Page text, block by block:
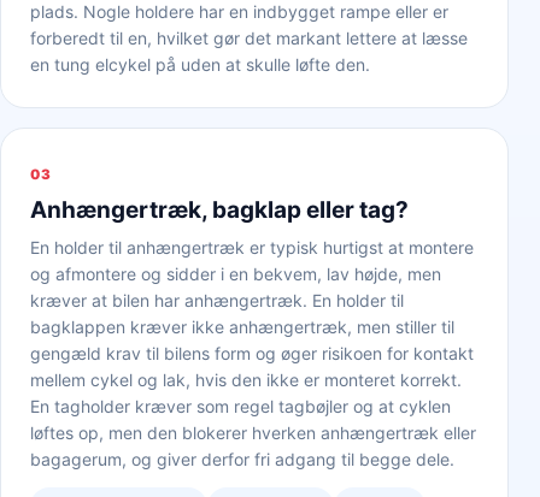
plads. Nogle holdere har en indbygget rampe eller er
forberedt til en, hvilket gør det markant lettere at læsse
en tung elcykel på uden at skulle løfte den.
03
Anhængertræk, bagklap eller tag?
En holder til anhængertræk er typisk hurtigst at montere
og afmontere og sidder i en bekvem, lav højde, men
kræver at bilen har anhængertræk. En holder til
bagklappen kræver ikke anhængertræk, men stiller til
gengæld krav til bilens form og øger risikoen for kontakt
mellem cykel og lak, hvis den ikke er monteret korrekt.
En tagholder kræver som regel tagbøjler og at cyklen
løftes op, men den blokerer hverken anhængertræk eller
bagagerum, og giver derfor fri adgang til begge dele.